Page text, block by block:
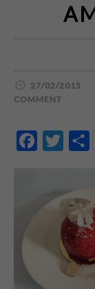
27/02/2015
COMMENT
FacebookTwitter